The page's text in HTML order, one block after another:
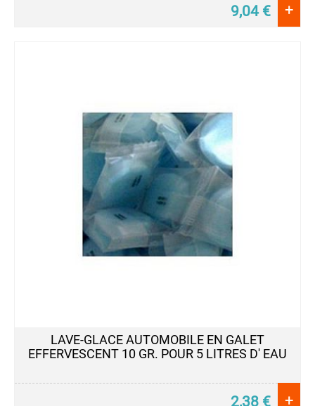
9,04€ +
LAVE-GLACE AUTOMOBILE EN GALET
EFFERVESCENT 10 GR. POUR 5 LITRES D' EAU
2,38 € +